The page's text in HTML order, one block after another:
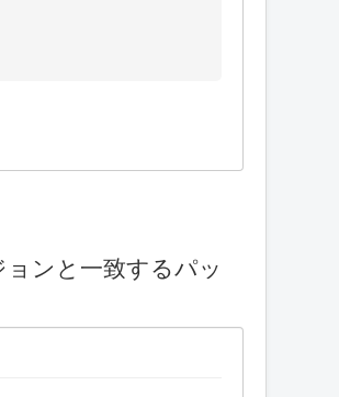
ンと一致するパッ